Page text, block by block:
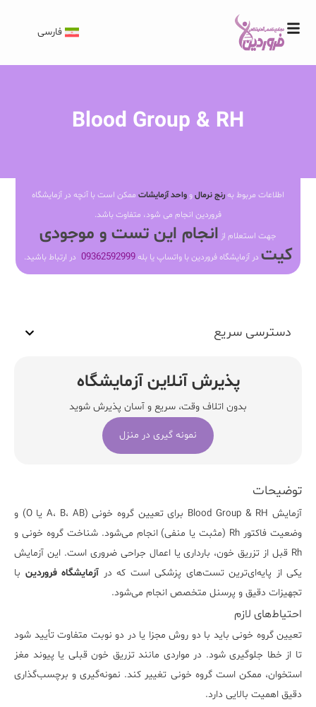
فارسی
Blood Group & RH
اطلاعات مربوط بهرنج نرمالو واحد آزمایشات ممکن است با آنچه در آزمایشگاه
فروردین انجام می شود، متفاوت باشد.
جهت استعلام از انجام این تست و موجودی
کیت در آزمایشگاه فروردین با واتساپ یا بله09362592999 در ارتباط باشید.
توضیحات
آزمایش Blood Group & RH
برای تعیین گروه خونی (A، B، AB یا O) و
وضعیت فاکتور Rh (مثبت یا منفی) انجام می‌شود. شناخت گروه خونی و
Rh قبل از تزریق خون، بارداری یا اعمال جراحی ضروری است. این آزمایش
یکی از پایه‌ای‌ترین تست‌های پزشکی است که در آزمایشگاه فروردین با
تجهیزات دقیق و پرسنل متخصص انجام می‌شود.
احتیاط‌های لازم
تعیین گروه خونی باید با دو روش مجزا یا در دو نوبت متفاوت تأیید شود
تا از خطا جلوگیری شود. در مواردی مانند تزریق خون قبلی یا پیوند مغز
استخوان، ممکن است گروه خونی تغییر کند. نمونه‌گیری و برچسب‌گذاری
دقیق اهمیت بالایی دارد.
دسترسی سریع
پذیرش آنلاین آزمایشگاه
بدون اتلاف وقت، سریع و آسان پذیرش شوید
نمونه گیری در منزل